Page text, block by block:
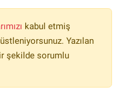
kabul etmiş
Yazılan
şekilde sorumlu